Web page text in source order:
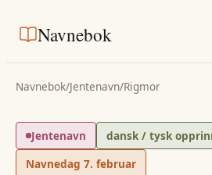
Navnebok
Navnebok/Jentenavn/Rigmor
Jentenavn
dansk / tysk
Navnedag 7. februar